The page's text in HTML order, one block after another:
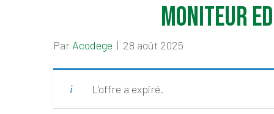
MONITEUR
Par Acodege | 28 août 2025
L’offre a expiré.